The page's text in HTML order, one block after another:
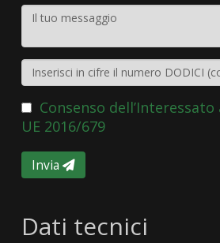
Consenso
UE 2016/679
Invia
Dati tecnici